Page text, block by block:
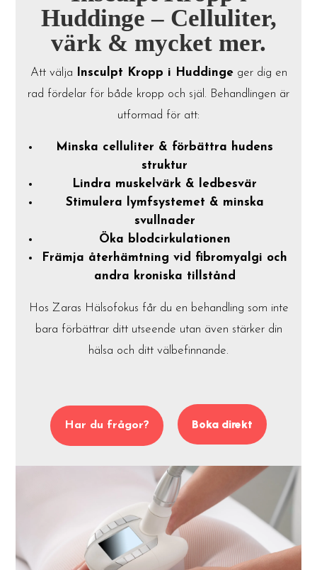
Huddinge – Celluliter,
värk & mycket mer.
Att välja Insculpt Kropp i Huddingeger dig en
rad fördelar för både kropp och själ. Behandlingen är
utformad för att:
Minska celluliter & förbättra hudens
struktur
Lindra muskelvärk & ledbesvär
Stimulera lymfsystemet & minska
svullnader
Öka blodcirkulationen
Främja återhämtning vid fibromyalgi och
andra kroniska tillstånd
Hos Zaras Hälsofokus får du en behandling som inte
bara förbättrar ditt utseende utan även stärker din
hälsa och ditt välbefinnande.
Har du frågor? Boka direkt